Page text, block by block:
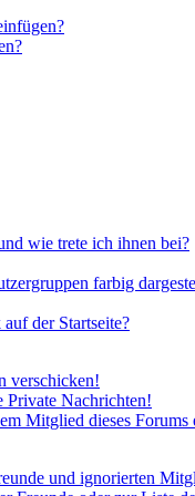
wie trete ich ihnen bei?
farbig
der Startseite?
verschicken!
Private Nachrichten!
Mitglied dieses Forums
und ignorierten